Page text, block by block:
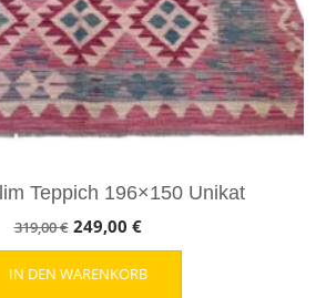
Teppich 196×150 Unikat
319,00€ Ursprünglicher
Preis
war:
249,00 €Aktueller
Preis
ist:
IN DEN WARENKORB